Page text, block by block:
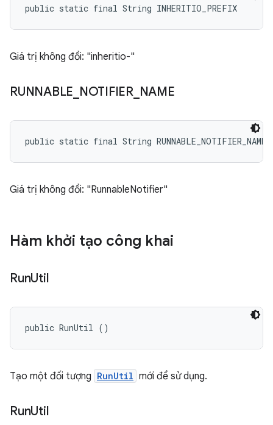
public static final String INHERITIO_PREFIX
Giá trị không đổi: "inheritio-"
RUNNABLE NOTIFIER_ NAME
public static final String RUNNABLE_NOTIFIER_NAME
Giá trị không đổi: "RunnableNotifier"
Hàm khởi tạo công khai
RunUtil
public RunUtil ()
Tạo một đối tượng RunUtil mới để sử dụng.
RunUtil